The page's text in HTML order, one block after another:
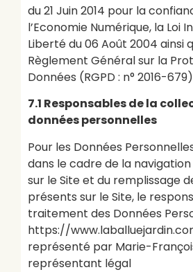
du 21 Juin 2014 pour la
l’Economie Numérique, la Loi
Liberté du 06 Août 2004 ainsi
Règlement Général sur la
Données (RGPD : n° 2016-
7.1 Responsables de la
données personnelles
Pour les Données
dans le cadre de la navigation
sur le Site et du remplissage
présents sur le Site, le
traitement des Données
https://
représenté par Marie-
représentant légal